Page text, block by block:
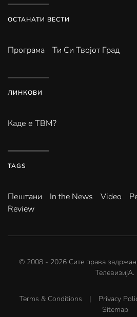
ОСТАНАТИ ВЕСТИ
Програма Ти Си Твојот Град
ЛИНКОВИ
Каде е ТВМ?
TAGS
Пештани In the News Video
Review
© 2008 - 2026 Сите права
ТелевизијА.
Terms & Conditions | Privacy
Sitemap